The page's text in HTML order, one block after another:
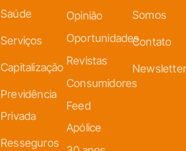
Saúde
Serviços
Capitalização
Previdência
Privada
Resseguros
Opinião
Oportunidades
Revistas
Consumidores
Feed
Apólice
Somos
Contato
Newsletter